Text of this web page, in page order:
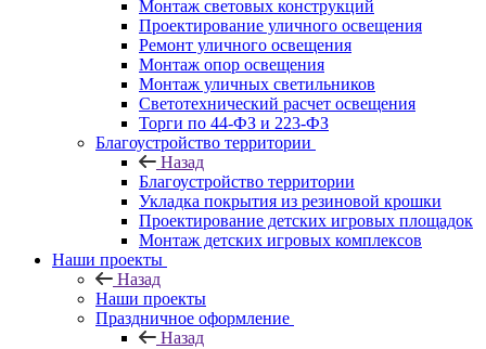
Монтаж световых конструкций
Проектирование уличного освещения
Ремонт уличного освещения
Монтаж опор освещения
Монтаж уличных светильников
Светотехнический расчет освещения
Торги по 44-ФЗ и 223-ФЗ
Благоустройство территории
Назад
Благоустройство территории
Укладка покрытия из резиновой крошки
Проектирование детских игровых площадок
Монтаж детских игровых комплексов
Наши проекты
Назад
Наши проекты
Праздничное оформление
Назад